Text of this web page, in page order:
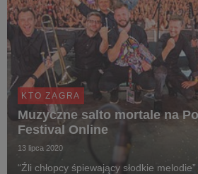
KTO ZAGRA
Muzyczne salto mortale na
Festival Online
13 lipca 2020
“Źli chłopcy śpiewający słodkie